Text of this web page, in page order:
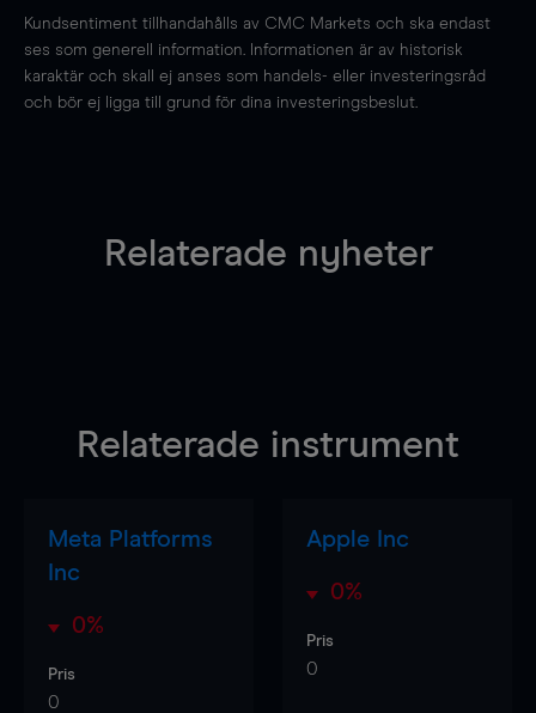
Kundsentiment tillhandahålls av CMC Markets och ska endast
ses som generell information. Informationen är av historisk
karaktär och skall ej anses som handels- eller investeringsråd
och bör ej ligga till grund för dina investeringsbeslut.
Relaterade nyheter
Relaterade instrument
Meta Platforms
Inc
0%
Pris
0
Apple Inc
0%
Pris
0